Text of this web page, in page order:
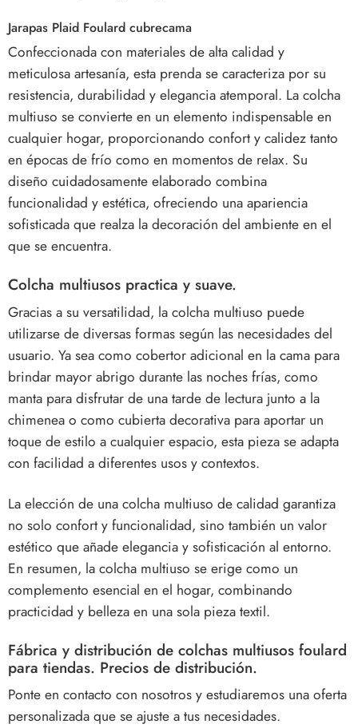
Jarapas Plaid Foulard cubrecama
Confeccionada con materiales de alta calidad y
meticulosa artesanía, esta prenda se caracteriza por su
resistencia, durabilidad y elegancia atemporal. La colcha
multiuso se convierte en un elemento indispensable en
cualquier hogar, proporcionando confort y calidez tanto
en épocas de frío como en momentos de relax. Su
diseño cuidadosamente elaborado combina
funcionalidad y estética, ofreciendo una apariencia
sofisticada que realza la decoración del ambiente en el
que se encuentra.
Colcha multiusos practica y suave.
Gracias a su versatilidad, la colcha multiuso puede
utilizarse de diversas formas según las necesidades del
usuario. Ya sea como cobertor adicional en la cama para
brindar mayor abrigo durante las noches frías, como
manta para disfrutar de una tarde de lectura junto a la
chimenea o como cubierta decorativa para aportar un
toque de estilo a cualquier espacio, esta pieza se adapta
con facilidad a diferentes usos y contextos.
La elección de una colcha multiuso de calidad garantiza
no solo confort y funcionalidad, sino también un valor
estético que añade elegancia y sofisticación al entorno.
En resumen, la colcha multiuso se erige como un
complemento esencial en el hogar, combinando
practicidad y belleza en una sola pieza textil.
Fábrica y distribución de colchas multiusos foulard
para tiendas. Precios de distribución.
Ponte en contacto con nosotros y estudiaremos una oferta
personalizada que se ajuste a tus necesidades.